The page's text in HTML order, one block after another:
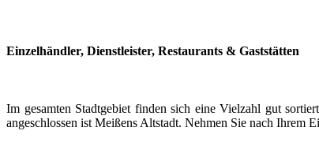
Einzelhändler, Dienstleister, Restaurants & Gaststätten
Im gesamten Stadtgebiet finden sich eine Vielzahl gut
angeschlossen ist Meißens Altstadt. Nehmen Sie nach Ihrem